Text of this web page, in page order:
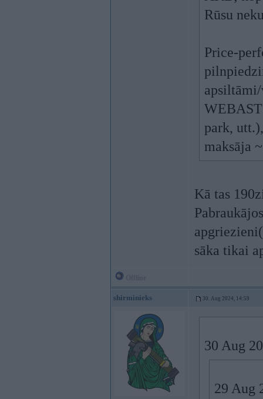
Rūsu
Price-
park,
maksāja
Kā tas
sāka tikai
shirminieks 30. Aug 2024, 14:59
30 Aug
29 Aug